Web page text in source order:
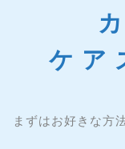
ケア
まずはお好きな方